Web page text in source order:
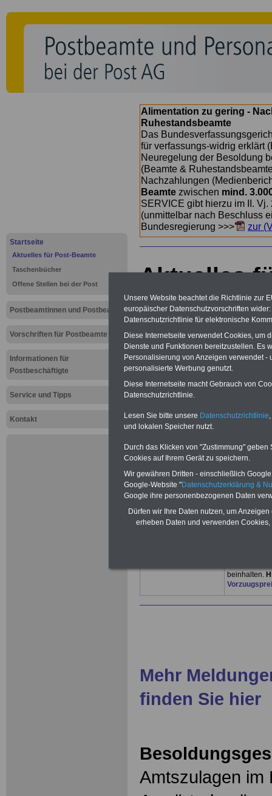
Startseite
Aktuelles für Post-Beamte
Taschenbücher
Offene Stellen bei der Post
Postbeamtinnen und Postbeamte
Vorschriften für Postbeamte
Informationen für
Postbeschäftigte
Service und Tipps
Kontakt
Alimentation zu gering -
Ruhestandsbeamte
Das
für verfassungs-widrig erklärt
Neuregelung der Besoldung
(Beamte &
Nachzahlungen
Beamte zwischen mind.
SERVICE gibt hierzu im II.
(unmittelbar nach Beschluss
Bundesregierung >>>
zur
Aktuelles
Neu:
Leider erst
2024 auf
soll. Dabei
neuen
Beamtinnen
13.000 Euro
Kindern wird
Beamtenbe-
in den
Gesetz „weit
aufgegeben,
Es wird
beinhalten.
Mehr
finden Sie hier
Amtszulagen im
Unsere Website beachtet die Richtlinie zur
europäischer Datenschutzvorschriften
Datenschutzrichtlinie für elektronische
Diese Internetseite verwendet Cookies, um
Dienste und Funktionen bereitzustellen. Es
Personalisierung von Anzeigen verwendet
personalisierte Werbung genutzt.
Diese Internetseite macht Gebrauch von
Datenschutzrichtlinie.
Lesen Sie bitte unsere Datenschutzrichtlinie
und lokalen Speicher nutzt.
Durch das Klicken von "Zustimmung"
Cookies auf Ihrem Gerät zu speichern.
Wir gewähren Dritten - einschließlich
Google-Website "Datenschutzerklärung &
Google ihre personenbezogenen Daten
Dürfen wir Ihre Daten nutzen, um
erheben Daten und verwenden